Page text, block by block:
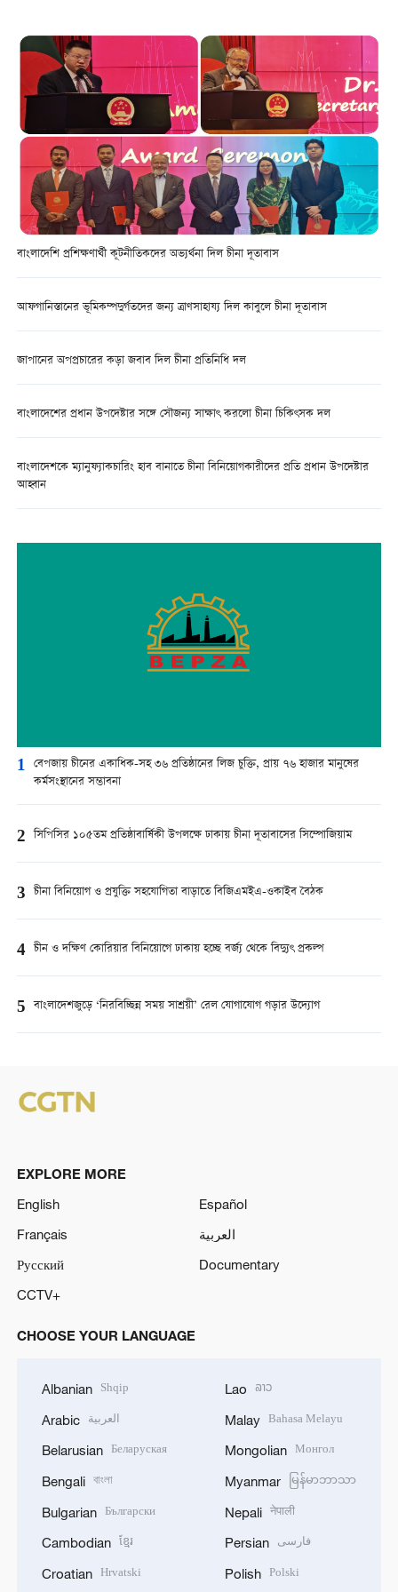
বাংলাদেশি প্রশিক্ষণার্থী কূটনীতিকদের অভ্যর্থনা দিল চীনা দূতাবাস
আফগানিস্তানের ভূমিকম্পদুর্গতদের জন্য ত্রাণসাহায্য দিল কাবুলে চীনা দূতাবাস
জাপানের অপপ্রচারের কড়া জবাব দিল চীনা প্রতিনিধি দল
বাংলাদেশের প্রধান উপদেষ্টার সঙ্গে সৌজন্য সাক্ষাৎ করলো চীনা চিকিৎসক দল
বাংলাদেশকে ম্যানুফ্যাকচারিং হাব বানাতে চীনা বিনিয়োগকারীদের প্রতি প্রধান উপদেষ্টার
আহ্বান
1 বেপজায় চীনের একাধিক-সহ ৩৬ প্রতিষ্ঠানের লিজ চুক্তি, প্রায় ৭৬ হাজার মানুষের
কর্মসংস্থানের সম্ভাবনা
2 সিপিসির ১০৫তম প্রতিষ্ঠাবার্ষিকী উপলক্ষে ঢাকায় চীনা দূতাবাসের সিম্পোজিয়াম
3 চীনা বিনিয়োগ ও প্রযুক্তি সহযোগিতা বাড়াতে বিজিএমইএ-ওকাইব বৈঠক
4 চীন ও দক্ষিণ কোরিয়ার বিনিয়োগে ঢাকায় হচ্ছে বর্জ্য থেকে বিদ্যুৎ প্রকল্প
5 বাংলাদেশজুড়ে ‘নিরবিচ্ছিন্ন সময় সাশ্রয়ী’ রেল যোগাযোগ গড়ার উদ্যোগ
EXPLORE MORE
English
Español
Français
العربية
Русский
Documentary
CCTV+
CHOOSE YOUR LANGUAGE
Albanian Shqip
Arabic العربية
Belarusian Беларуская
Bengali বাংলা
Bulgarian Български
Cambodian ខ្មែរ
Croatian Hrvatski
Lao ລາວ
Malay Bahasa Melayu
Mongolian Монгол
Myanmar မြန်မာဘာသာ
Nepali नेपाली
Persian فارسی
Polish Polski